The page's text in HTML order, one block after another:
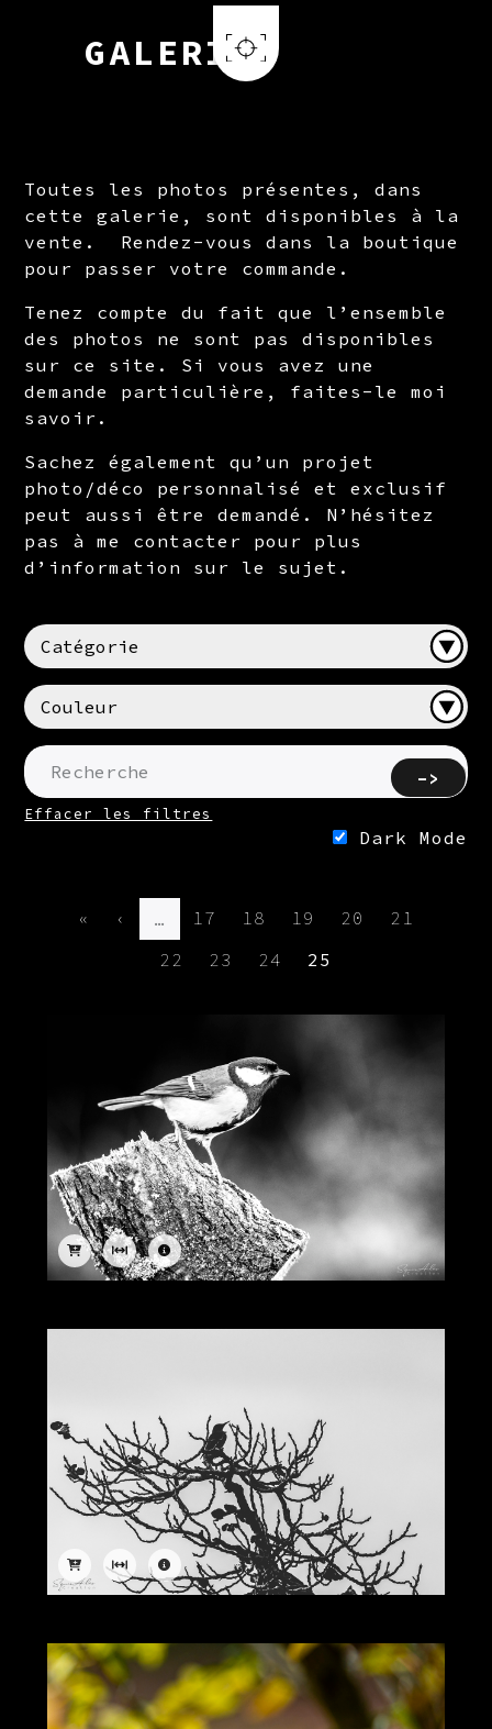
Aller au contenu principal
GALERIE
Toutes les photos présentes, dans
cette galerie, sont disponibles à la
vente. Rendez-vous dans la boutique
pour passer votre commande.
Tenez compte du fait que l’ensemble
des photos ne sont pas disponibles
sur ce site. Si vous avez une
demande particulière, faites-le moi
savoir.
Sachez également qu’un projet
photo/déco personnalisé et exclusif
peut aussi être demandé. N’hésitez
pas à me contacter pour plus
d’information sur le sujet.
Effacer les filtres
Dark Mode
PAGINATION
Première page
« Page précédente
‹ … Page
17 Page
18 Page
19 Page
20 Page
21
Page
22 Page
23 Page
24 Page courante
25
Image